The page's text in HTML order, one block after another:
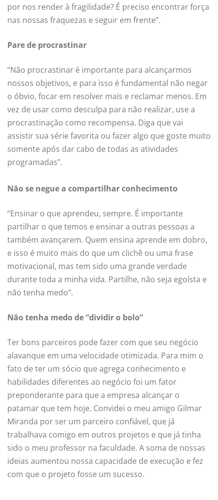
por nos render à fragilidade? É preciso encontrar força
nas nossas fraquezas e seguir em frente”.
Pare de procrastinar
“Não procrastinar é importante para alcançarmos
nossos objetivos, e para isso é fundamental não negar
o óbvio, focar em resolver mais e reclamar menos. Em
vez de usar como desculpa para não realizar, use a
procrastinação como recompensa. Diga que vai
assistir sua série favorita ou fazer algo que goste muito
somente após dar cabo de todas as atividades
programadas”.
Não se negue a compartilhar conhecimento
“Ensinar o que aprendeu, sempre. É importante
partilhar o que temos e ensinar a outras pessoas a
também avançarem. Quem ensina aprende em dobro,
e isso é muito mais do que um clichê ou uma frase
motivacional, mas tem sido uma grande verdade
durante toda a minha vida. Partilhe, não seja egoísta e
não tenha medo”.
Não tenha medo de “dividir o bolo”
Ter bons parceiros pode fazer com que seu negócio
alavanque em uma velocidade otimizada. Para mim o
fato de ter um sócio que agrega conhecimento e
habilidades diferentes ao negócio foi um fator
preponderante para que a empresa alcançar o
patamar que tem hoje. Convidei o meu amigo Gilmar
Miranda por ser um parceiro confiável, que já
trabalhava comigo em outros projetos e que já tinha
sido o meu professor na faculdade. A soma de nossas
ideias aumentou nossa capacidade de execução e fez
com que o projeto fosse um sucesso.